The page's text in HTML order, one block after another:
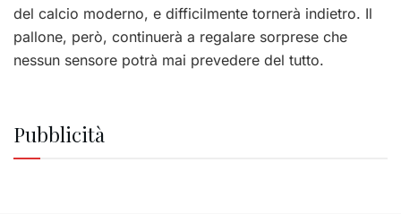
del calcio moderno, e difficilmente tornerà indietro. Il
pallone, però, continuerà a regalare sorprese che
nessun sensore potrà mai prevedere del tutto.
Pubblicità